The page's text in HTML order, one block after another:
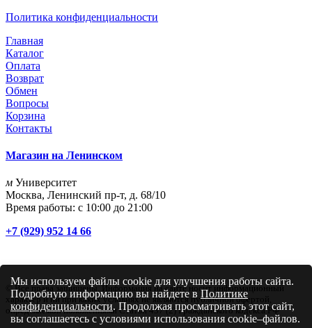
Политика конфиденциальности
Главная
Каталог
Оплата
Возврат
Обмен
Вопросы
Корзина
Контакты
Магазин на Ленинском
м Университет
Москва, Ленинский пр-т, д. 68/10
Время работы: с 10:00 до 21:00
+7 (929) 952 14 66
© Все права защищены. Информация на сайте носит информационный
характер и ни при каких условиях не являются публичной офертой,
определяемой положениями Статьи 437 (2) Гражданского кодекса РФ
Мы используем файлы cookie для улучшения работы сайта.
Подробную информацию вы найдете вПолитике
конфиденциальности. Продолжая просматривать этот сайт,
вы соглашаетесь с условиями использования cookie–файлов.